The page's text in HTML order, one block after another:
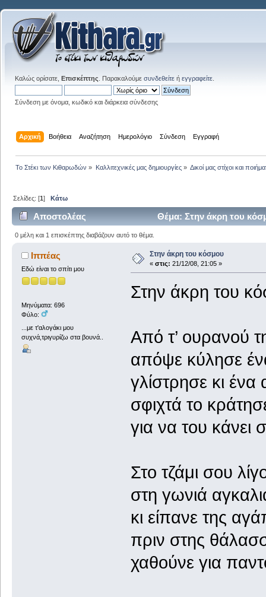
Καλώς ορίσατε, Επισκέπτης . Παρακαλούμε συνδεθείτε ή εγγραφείτε
Σύνδεση με όνομα, κωδικό και διάρκεια σύνδεσης
Αρχική Βοήθεια Αναζήτηση Ημερολόγιο Σύνδεση Εγγραφή
Το Στέκι των Κιθαρωδών » Καλλιτεχνικές μας δημιουργίες» Δικοί μας στίχοι και
Σελίδες: [1]Κάτω
Αποστολέας Θέμα: Στην άκρη του
0 μέλη και 1 επισκέπτης διαβάζουν αυτό το θέμα.
Ιππέας
Εδώ είναι το σπίτι μου
Μηνύματα: 696
Φύλο:
...με τ'αλογάκι μου
συχνά,τριγυρίζω στα βουνά..
Στην άκρη του κόσμου
« στις: 21/12/08, 21:05 »
Στην άκρη του
Από τ’ ουρανού
απόψε κύλησε
γλίστρησε κι ένα
σφιχτά το
για να του κάνει
Στο τζάμι σου
στη γωνιά
κι είπανε της
πριν στης
χαθούνε για